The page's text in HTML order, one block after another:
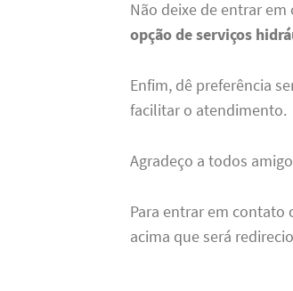
Não deixe de entrar
opção de serviços
Enfim, dê preferência
facilitar o atendimento.
Agradeço a todos
Para entrar em contato
acima que será